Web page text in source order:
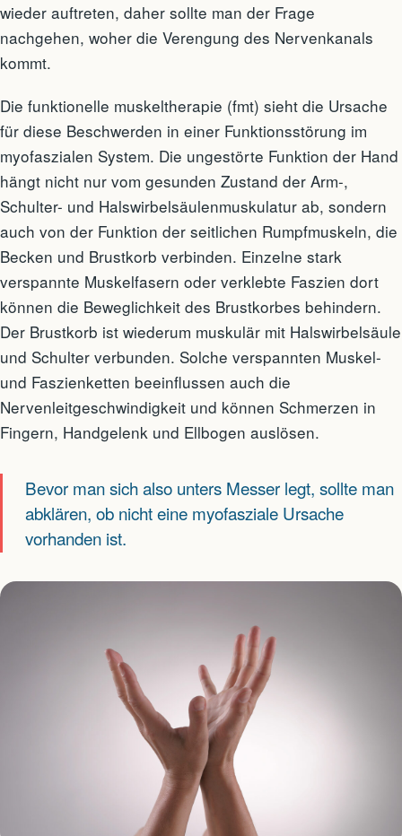
wieder auftreten, daher sollte man der Frage
nachgehen, woher die Verengung des Nervenkanals
kommt.
Die funktionelle muskeltherapie (fmt) sieht die Ursache
für diese Beschwerden in einer Funktionsstörung im
myofaszialen System. Die ungestörte Funktion der Hand
hängt nicht nur vom gesunden Zustand der Arm-,
Schulter- und Halswirbelsäulenmuskulatur ab, sondern
auch von der Funktion der seitlichen Rumpfmuskeln, die
Becken und Brustkorb verbinden. Einzelne stark
verspannte Muskelfasern oder verklebte Faszien dort
können die Beweglichkeit des Brustkorbes behindern.
Der Brustkorb ist wiederum muskulär mit Halswirbelsäule
und Schulter verbunden. Solche verspannten Muskel-
und Faszienketten beeinflussen auch die
Nervenleitgeschwindigkeit und können Schmerzen in
Fingern, Handgelenk und Ellbogen auslösen.
Bevor man sich also unters Messer legt, sollte man
abklären, ob nicht eine myofasziale Ursache
vorhanden ist.